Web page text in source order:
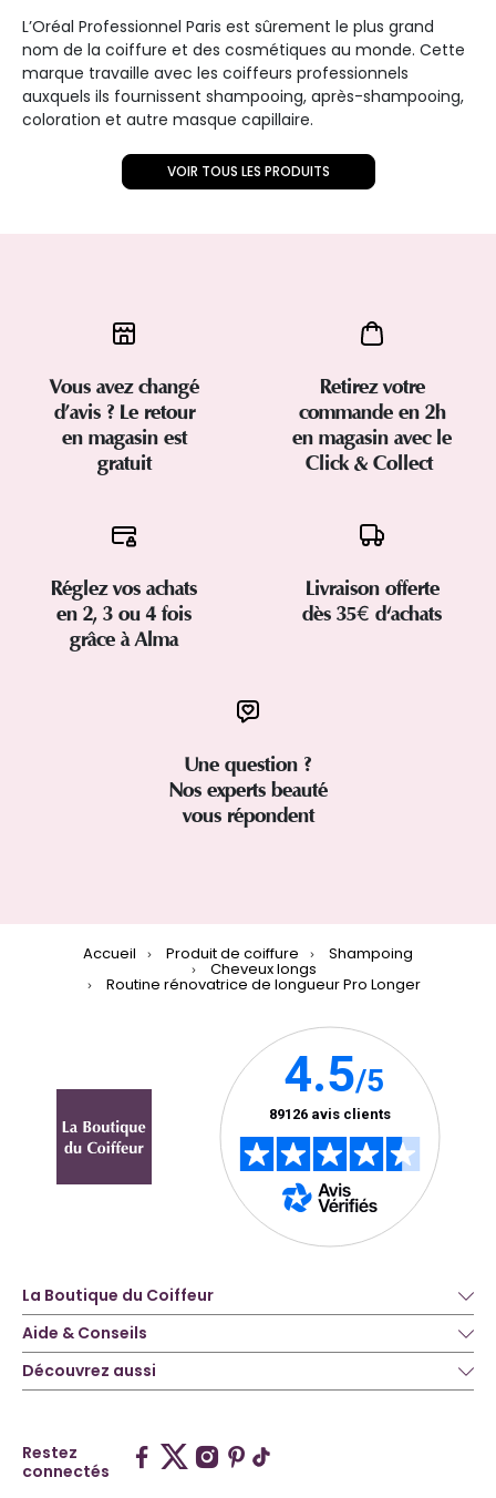
L’Oréal Professionnel Paris est sûrement le plus grand
nom de la coiffure et des cosmétiques au monde. Cette
marque travaille avec les coiffeurs professionnels
auxquels ils fournissent shampooing, après-shampooing,
coloration et autre masque capillaire.
VOIR TOUS LES PRODUITS
Vous avez changé
d’avis ? Le retour
en magasin est
gratuit
Retirez votre
commande en 2h
en magasin avec le
Click & Collect
Réglez vos achats
en 2, 3 ou 4 fois
grâce à Alma
Livraison offerte
dès 35€ d'achats
Une question ?
Nos experts beauté
vous répondent
Accueil Produit de coiffure Shampoing
Cheveux longs
Routine rénovatrice de longueur Pro Longer
La Boutique du Coiffeur
Aide & Conseils
Découvrez aussi
Restez
connectés